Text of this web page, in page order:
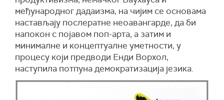
међународног дадаизма, на чијим се основама
настављају послератне неоавангарде, да би
напокон с појавом поп-арта, а затим и
минималне и концептуалне уметности, у
процесу који предводи Енди Ворхол,
наступила потпуна демократизација језика.